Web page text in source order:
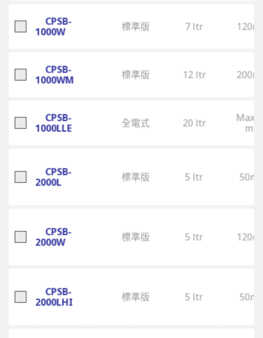
CPSB-
1000W
標準版 7 ltr
CPSB-
1000WM
標準版 12 ltr
CPSB-
1000LLE
全電式 20 ltr
Max.
mm
CPSB-
2000L
標準版 5 ltr
CPSB-
2000W
標準版 5 ltr
CPSB-
2000LHI
標準版 5 ltr